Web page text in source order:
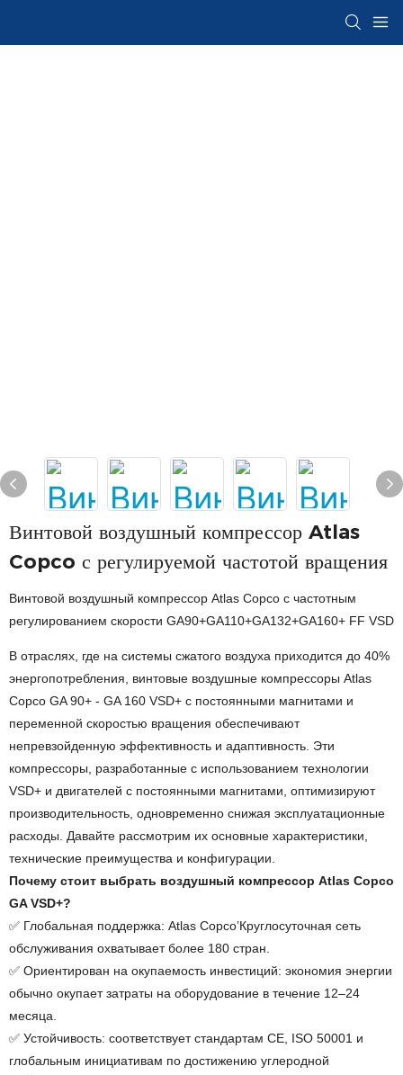
Винтовой воздушный компрессор Atlas
Copco с регулируемой частотой вращения
Винтовой воздушный компрессор Atlas Copco с частотным
регулированием скорости GA90+GA110+GA132+GA160+ FF VSD
В отраслях, где на системы сжатого воздуха приходится до 40%
энергопотребления, винтовые воздушные компрессоры Atlas
Copco GA 90+ - GA 160 VSD+ с постоянными магнитами и
переменной скоростью вращения обеспечивают
непревзойденную эффективность и адаптивность. Эти
компрессоры, разработанные с использованием технологии
VSD+ и двигателей с постоянными магнитами, оптимизируют
производительность, одновременно снижая эксплуатационные
расходы. Давайте рассмотрим их основные характеристики,
технические преимущества и конфигурации.
Почему стоит выбрать воздушный компрессор Atlas Copco
GA VSD+?
✅ Глобальная поддержка: Atlas Copco’Круглосуточная сеть
обслуживания охватывает более 180 стран.
✅ Ориентирован на окупаемость инвестиций: экономия энергии
обычно окупает затраты на оборудование в течение 12–24
месяца.
✅ Устойчивость: соответствует стандартам CE, ISO 50001 и
глобальным инициативам по достижению углеродной